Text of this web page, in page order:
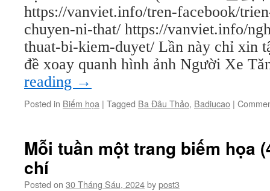
https://vanviet.info/tren-facebook/
chuyen-ni-that/ https://vanviet.info/
thuat-bi-kiem-duyet/ Lần này chỉ xin
đề xoay quanh hình ảnh Người Xe
reading →
Posted in Biếm họa | Tagged Ba Đâu Thảo, Badiucao |
Mỗi tuần một trang biếm họa
chí
Posted on 30 Tháng Sáu, 2024bypost3